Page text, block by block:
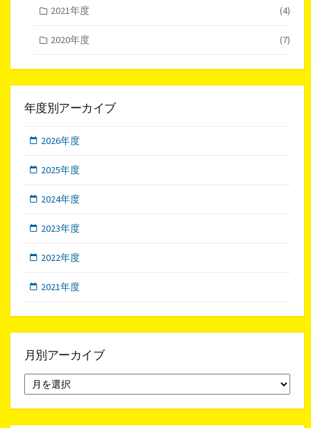
2021年度 (4)
2020年度 (7)
年度別アーカイブ
2026年度
2025年度
2024年度
2023年度
2022年度
2021年度
月別アーカイブ
別
ア